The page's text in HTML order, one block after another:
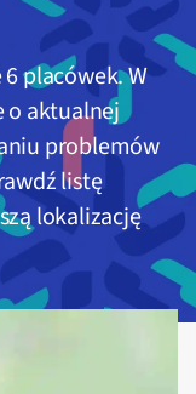
6placówek. W
o aktualnej
problemów
listę
lokalizację